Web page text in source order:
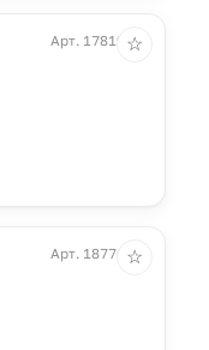
Арт. 17819.30
☆
Арт. 18776.60
☆